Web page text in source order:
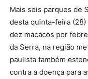
Mais seis parques de
desta quinta-feira
dez macacos por
da Serra, na região
paulista também
contra a doença para